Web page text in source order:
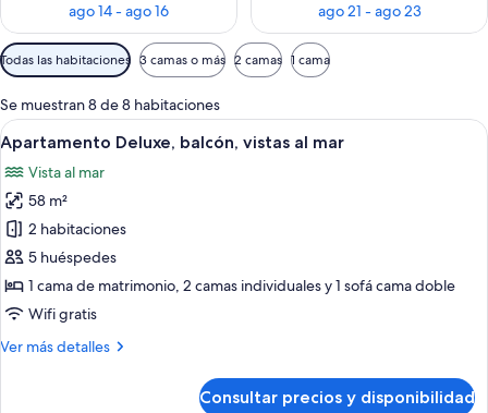
ago 14 - ago 16
ago 21 - ago 23
Filtros
disponibles
para
las
habitaciones
Todas las habitaciones 3 camas o más 2 camas 1 cama
Se muestran 8 de 8 habitaciones
Abrir
todas
las
fotos
de
Apartamento
Deluxe,
balcón,
al
Apartamento Deluxe, balcón, vistas
15
Apartamento Deluxe, balcón, vistas al mar
Vista al mar
58 m²
2 habitaciones
5 huéspedes
1 cama de matrimonio, 2 camas individuales y 1 sofá cama doble
Wifi gratis
Ver más detalles
Más
Consultar precios y disponibilidad